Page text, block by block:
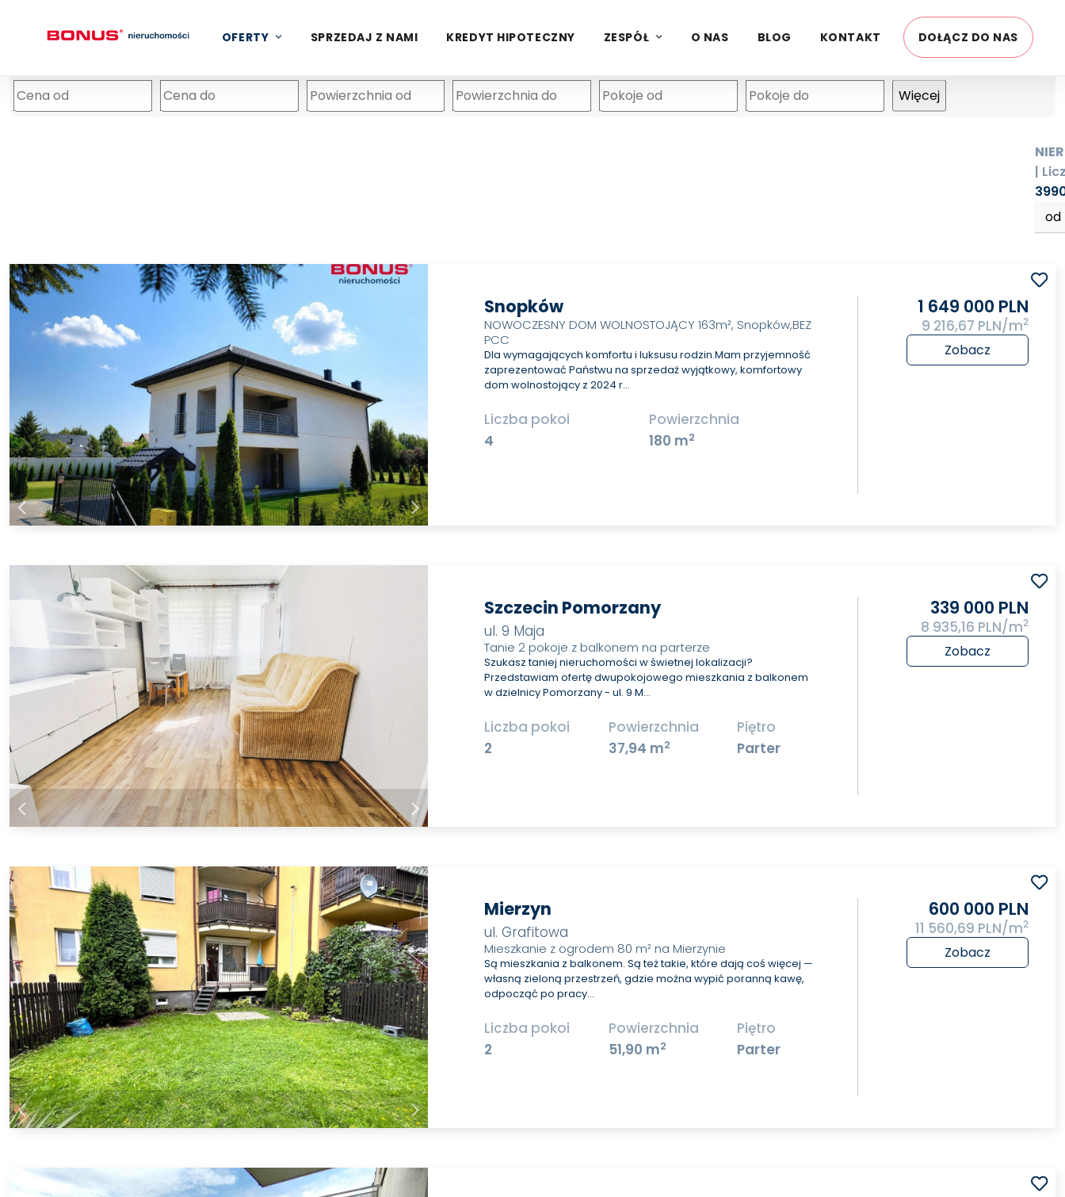
OFERTY SPRZEDAJ Z NAMI KREDYT HIPOTECZNY ZESPÓŁ O NAS BLOG KONTAKT DOŁĄCZ DO NAS
mapa
|
od
Snopków
NOWOCZESNY DOM WOLNOSTOJĄCY 163m², Snopków,BEZ
PCC
Dla wymagających komfortu i luksusu rodzin.Mam przyjemność
zaprezentować Państwu na sprzedaż wyjątkowy, komfortowy
dom wolnostojący z 2024 r…
Liczba pokoi
4
Powierzchnia
180 m2
1 649 000 PLN
9 216,67 PLN/m2
Zobacz
Szczecin Pomorzany
ul. 9 Maja
Tanie 2 pokoje z balkonem na parterze
Szukasz taniej nieruchomości w świetnej lokalizacji?
Przedstawiam ofertę dwupokojowego mieszkania z balkonem
w dzielnicy Pomorzany - ul. 9 M…
Liczba pokoi
2
Powierzchnia
37,94 m2
Piętro
Parter
339 000 PLN
8 935,16 PLN/m2
Zobacz
Mierzyn
ul. Grafitowa
Mieszkanie z ogrodem 80 m² na Mierzynie
Są mieszkania z balkonem. Są też takie, które dają coś więcej —
własną zieloną przestrzeń, gdzie można wypić poranną kawę,
odpocząć po pracy…
Liczba pokoi
2
Powierzchnia
51,90 m2
Piętro
Parter
600 000 PLN
11 560,69 PLN/m2
Zobacz